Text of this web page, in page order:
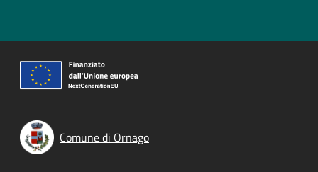
Comune di Ornago